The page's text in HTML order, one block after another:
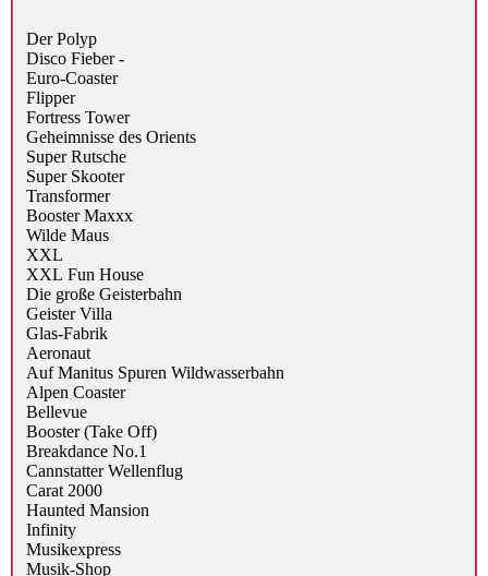
Der Polyp
Disco Fieber -
Euro-Coaster
Flipper
Fortress Tower
Geheimnisse des Orients
Super Rutsche
Super Skooter
Transformer
Booster Maxxx
Wilde Maus
XXL
XXL Fun House
Die große Geisterbahn
Geister Villa
Glas-Fabrik
Aeronaut
Auf Manitus Spuren Wildwasserbahn
Alpen Coaster
Bellevue
Booster (Take Off)
Breakdance No.1
Cannstatter Wellenflug
Carat 2000
Haunted Mansion
Infinity
Musikexpress
Musik-Shop